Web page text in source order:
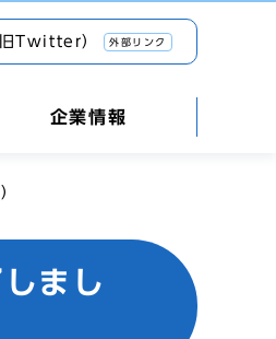
Twitter） 外部リンク
企業情報
まし